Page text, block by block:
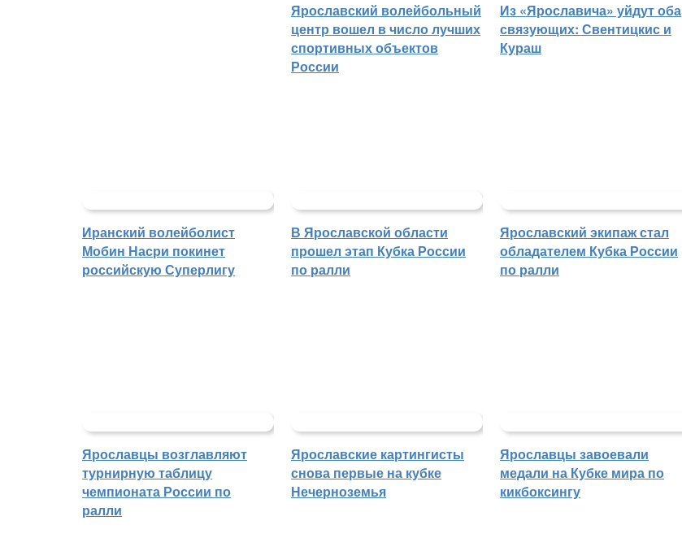
Ярославский волейбольный
центр вошел в число лучших
спортивных объектов
России
Из «Ярославича» уйдут оба
связующих: Свентицкис и
Кураш
Иранский волейболист
Мобин Насри покинет
российскую Суперлигу
В Ярославской области
прошел этап Кубка России
по ралли
Ярославский экипаж стал
обладателем Кубка России
по ралли
Ярославцы возглавляют
турнирную таблицу
чемпионата России по
ралли
Ярославские картингисты
снова первые на кубке
Нечерноземья
Ярославцы завоевали
медали на Кубке мира по
кикбоксингу